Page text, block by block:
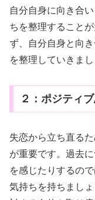
自分自身に向き合
ちを整理すること
ず、自分自身と向
を整理していきまし
２：ポジティ
失恋から立ち直る
が重要です。過去
を感じたりするの
気持ちを持ちまし